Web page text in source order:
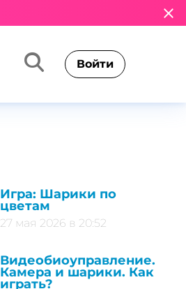
Войти
Игра: Шарики по
цветам
27 мая 2026 в 20:52
Видеобиоуправление.
Камера и шарики. Как
играть?